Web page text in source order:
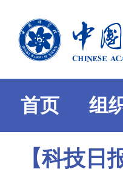
首页 组
【科技